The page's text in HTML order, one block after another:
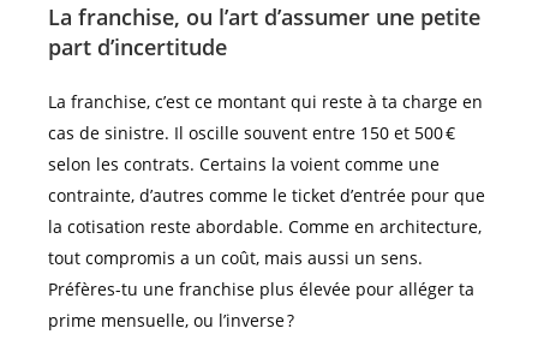
La franchise, ou l’art d’assumer une petite
part d’incertitude
La franchise, c’est ce montant qui reste à ta charge en
cas de sinistre. Il oscille souvent entre 150 et 500 €
selon les contrats. Certains la voient comme une
contrainte, d’autres comme le ticket d’entrée pour que
la cotisation reste abordable. Comme en architecture,
tout compromis a un coût, mais aussi un sens.
Préfères-tu une franchise plus élevée pour alléger ta
prime mensuelle, ou l’inverse ?